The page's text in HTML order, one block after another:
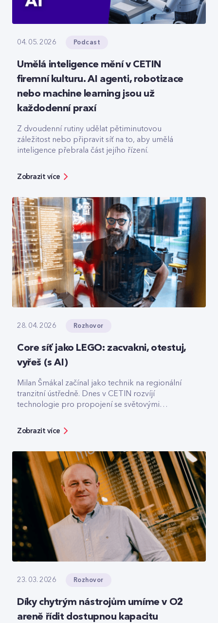
04. 05. 2026 Podcast
Umělá inteligence mění v CETIN
firemní kulturu. AI agenti, robotizace
nebo machine learning jsou už
každodenní praxí
Z dvoudenní rutiny udělat pětiminutovou
záležitost nebo připravit síť na to, aby umělá
inteligence přebrala část jejího řízení.
Zobrazit více
28. 04. 2026 Rozhovor
Core síť jako LEGO: zacvakni, otestuj,
vyřeš (s AI)
Milan Šmákal začínal jako technik na regionální
tranzitní ústředně. Dnes v CETIN rozvíjí
technologie pro propojení se světovými
pro core síť má na starost technologie pro
připomínají LEGO.
Zobrazit více
23. 03. 2026 Rozhovor
Díky chytrým nástrojům umíme v O2
areně řídit dostupnou kapacitu